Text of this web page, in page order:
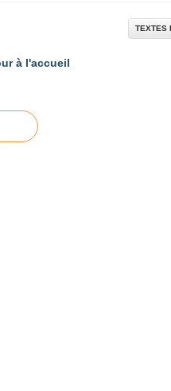
TEXTES
à l'accueil